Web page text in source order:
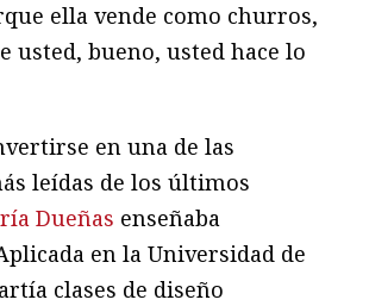
ella vende como churros,
usted, bueno, usted hace lo
en una de las
leídas de los últimos
Dueñas enseñaba
en la Universidad de
clases de diseño